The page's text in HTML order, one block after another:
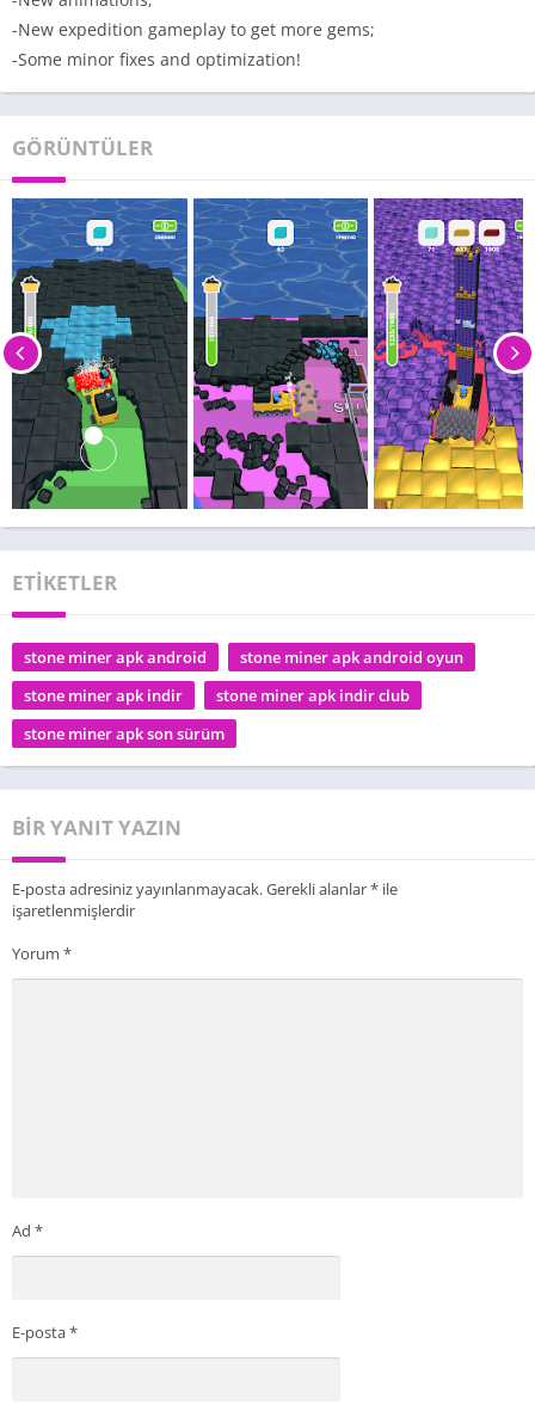
-New expedition gameplay to get more gems;
-Some minor fixes and optimization!
GÖRÜNTÜLER
ETİKETLER
stone miner apk android
stone miner apk android oyun
stone miner apk indir
stone miner apk indir club
stone miner apk son sürüm
BIR YANIT YAZIN
E-posta adresiniz yayınlanmayacak.Gerekli alanlar* ile
işaretlenmişlerdir
Yorum *
Ad *
E-posta*